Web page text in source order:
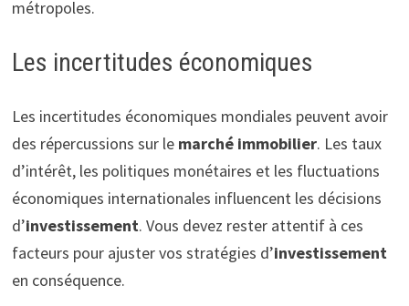
métropoles.
Les incertitudes économiques
Les incertitudes économiques mondiales peuvent avoir
des répercussions sur le marché immobilier. Les taux
d’intérêt, les politiques monétaires et les fluctuations
économiques internationales influencent les décisions
d’investissement. Vous devez rester attentif à ces
facteurs pour ajuster vos stratégies d’investissement
en conséquence.